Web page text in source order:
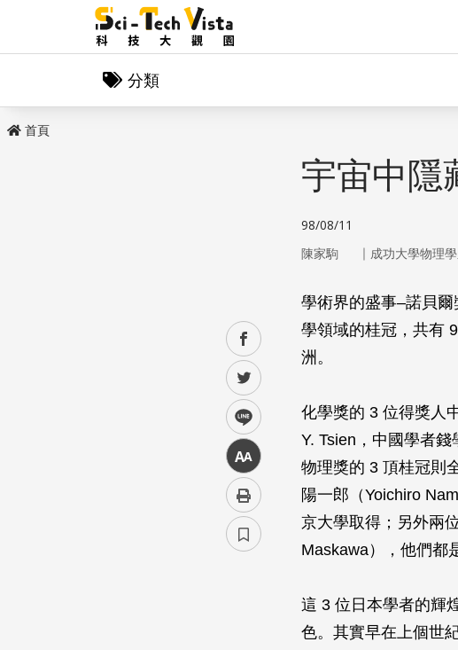
分類
首頁
facebook
twitter
line
中
宇宙中隱
98/08/11
陳家駒 ｜ 成功大學物理
學術界的盛事–諾貝
學領域的桂冠，共有
洲。
化學獎的 3 位得獎人
Y. Tsien，中國學者
物理獎的 3 頂桂冠則
陽一郎（Yoichiro
京大學取得；另外兩
Maskawa），他們都
這 3 位日本學者的輝
色。其實早在上個世